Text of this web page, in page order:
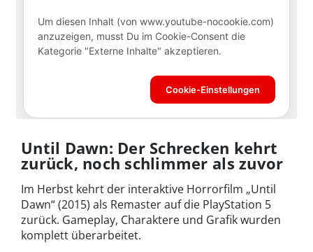
Until Dawn: Der Schrecken kehrt
zurück, noch schlimmer als zuvor
Im Herbst kehrt der interaktive Horrorfilm „Until
Dawn“ (2015) als Remaster auf die PlayStation 5
zurück. Gameplay, Charaktere und Grafik wurden
komplett überarbeitet.